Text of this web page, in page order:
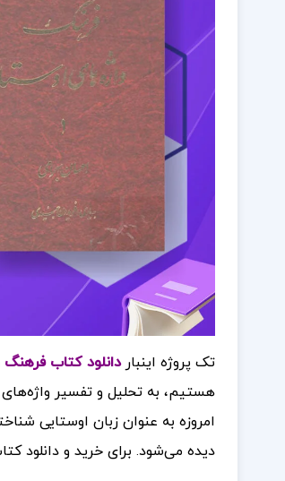
تک پروژه اینبار دانلود کتاب فرهنگ واژه‌های
هستیم، به تحلیل و تفسیر
امروزه به عنوان زبان اوستایی
دیده می‌شود. برای خرید و دانلود